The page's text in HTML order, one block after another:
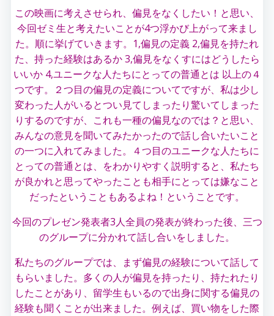
この映画に考えさせられ、偏見をなくしたい！と思い、
今回ゼミ生と考えたいことが4つ浮かび上がって来まし
た。順に挙げていきます。1,偏見の定義 2,偏見を持たれ
た、持った経験はあるか 3,偏見をなくすにはどうしたら
いいか 4,ユニークな人たちにとっての普通とは 以上の４
つです。２つ目の偏見の定義についてですが、私は少し
変わった人がいるとつい見てしまったり驚いてしまった
りするのですが、これも一種の偏見なのでは？と思い、
みんなの意見を聞いてみたかったので話し合いたいこと
の一つに入れてみました。４つ目のユニークな人たちに
とっての普通とは、をわかりやすく説明すると、私たち
が良かれと思ってやったことも相手にとっては嫌なこと
だったということもあるよね！ということです。
今回のプレゼン発表者3人全員の発表が終わった後、三つ
のグループに分かれて話し合いをしました。
私たちのグループでは、まず偏見の経験について話して
もらいました。多くの人が偏見を持ったり、持たれたり
したことがあり、留学生もいるので出身に関する偏見の
経験も聞くことが出来ました。例えば、買い物をした際